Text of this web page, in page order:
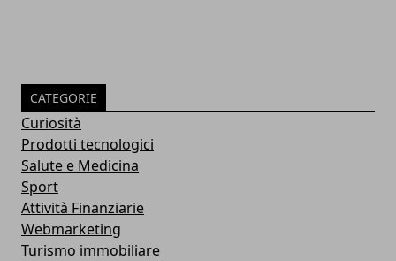
CATEGORIE
Curiosità
Prodotti tecnologici
Salute e Medicina
Sport
Attività Finanziarie
Webmarketing
Turismo immobiliare